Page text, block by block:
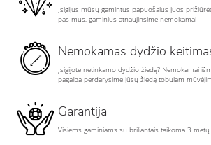
Įsigijus mūsų gamintus papuošalus juos
pas mus, gaminius atnaujinsime nemokamai
Nemokamas dydžio
Įsigijote netinkamo dydžio žiedą? Nemokamai
pagalba perdarysime jūsų žiedą tobulam
Garantija
Visiems gaminiams su briliantais taikoma 3 metų